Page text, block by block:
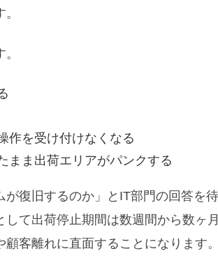
作を受け付けなくなる
まま出荷エリアがパンクする
復旧するのか」とIT部門の回答を
て出荷停止期間は数週間から数ヶ
客離れに直面することになります。